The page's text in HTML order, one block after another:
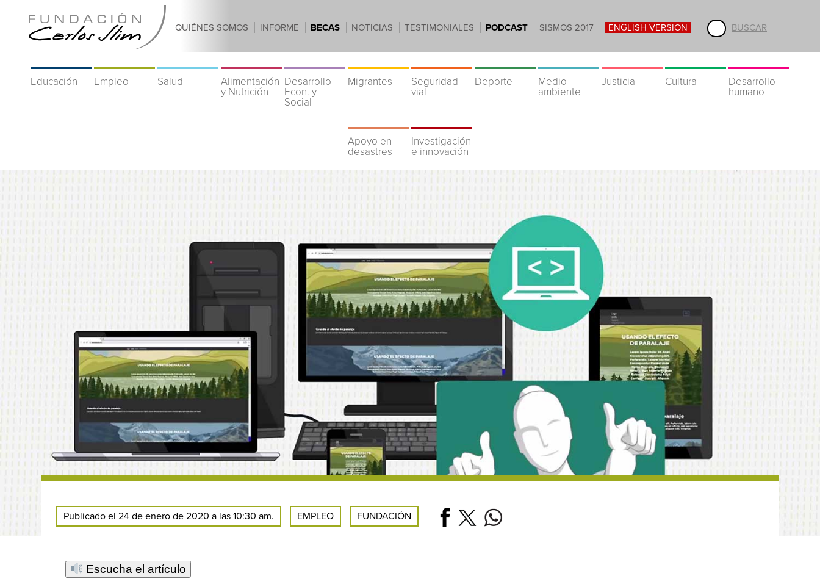
BUSCAR
QUIÉNES SOMOS INFORME BECAS NOTICIAS TESTIMONIALES PODCAST SISMOS 2017 ENGLISH VERSION
Educación Empleo Salud
Alimentación
y Nutrición
Desarrollo
Econ. y
Social
Migrantes
Seguridad
vial
Deporte
Medio
ambiente
Justicia Cultura
Desarrollo
humano
Apoyo en
desastres
Investigación
e innovación
Publicado el 24 de enero de 2020 a las 10:30 am. EMPLEO FUNDACIÓN
Escucha el artículo